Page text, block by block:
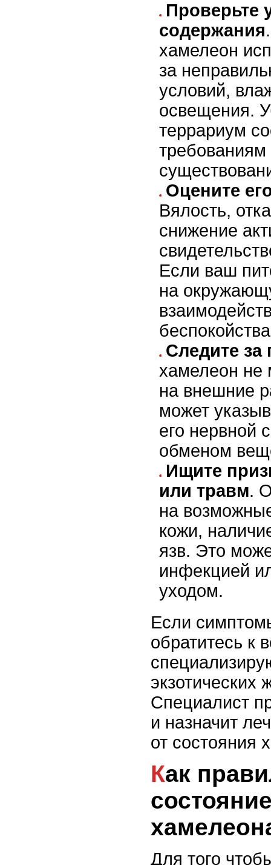
Проверьте
содержания
хамелеон
за
условий,
освещения.
террариум
Оцените
Вялость,
снижение
Если ваш
на
Следите за
хамелеон не
на внешние
может
его нервной
обменом
Ищите
или травм.
на
кожи,
язв. Это
инфекцией
уходом.
Если
обратитесь к
экзотических
Специалист
и назначит
от состояния
Как правильно оценить
Для того